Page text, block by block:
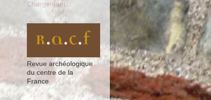
Chargement...
Revue archéologique
du centre de la
France